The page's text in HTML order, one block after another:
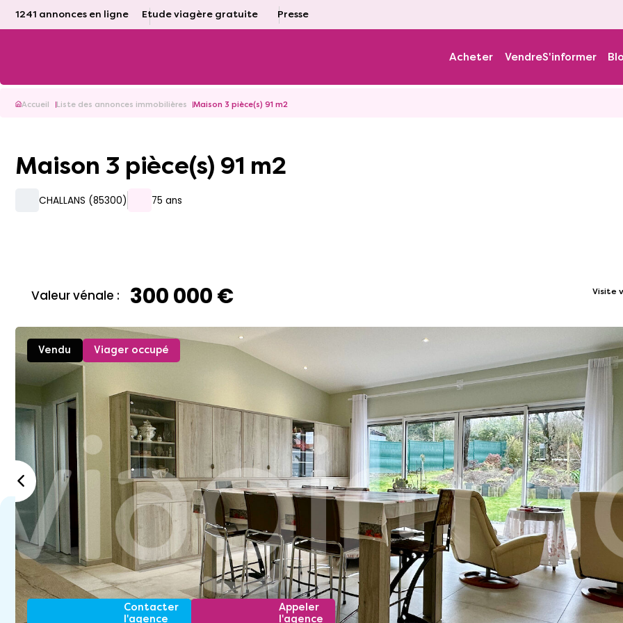
1241 annonces en ligne Etude viagère gratuite Presse
Acheter VendreS'informer
Accueil Liste des annonces immobilières Maison 3 pièce(s) 91 m2
Maison 3 pièce(s) 91 m2
CHALLANS (85300) 75 ans
Valeur vénale : 300 000 € Visite
Vendu Viager occupé
Contacter
l'agence
Appeler
l'agence